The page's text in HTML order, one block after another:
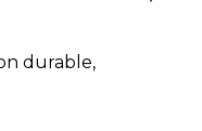
durable,